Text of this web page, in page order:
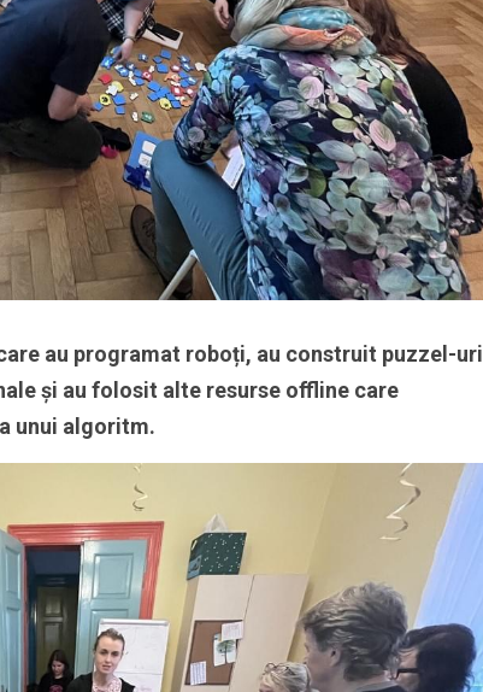
au programat roboți, au construit puzzel-uri
și au folosit alte resurse offline care
unui algoritm.